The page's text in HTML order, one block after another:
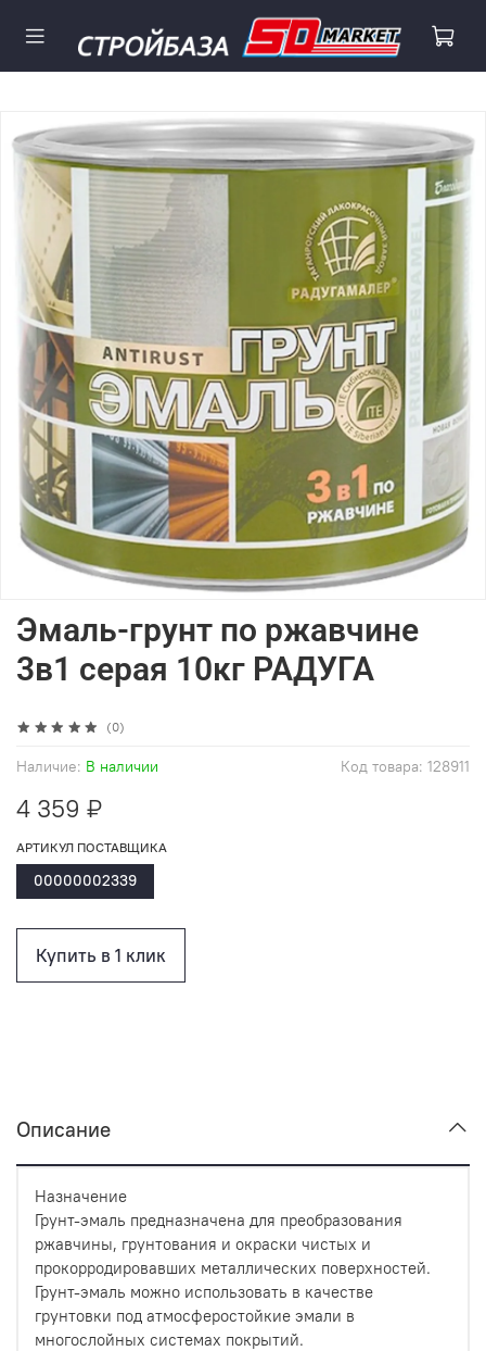
(0)
Код товара: 128911
Наличие: В наличии
Эмаль-грунт по ржавчине
3в1 серая 10кг РАДУГА
4 359 ₽
Купить в 1 клик
АРТИКУЛ ПОСТАВЩИКА
00000002339
Описание
Назначение
Грунт-эмаль предназначена для преобразования
ржавчины, грунтования и окраски чистых и
прокорродировавших металлических поверхностей.
Грунт-эмаль можно использовать в качестве
грунтовки под атмосферостойкие эмали в
многослойных системах покрытий.